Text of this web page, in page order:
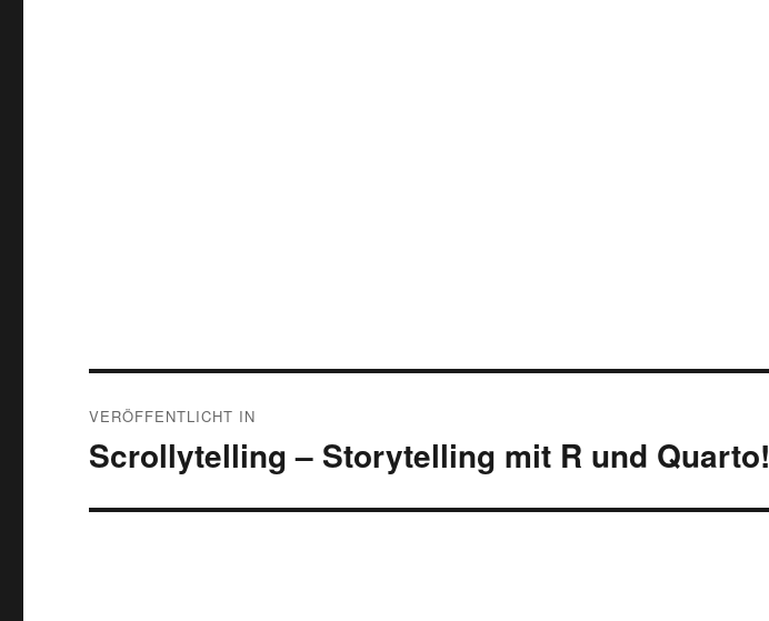
VERÖFFENTLICHT IN
Scrollytelling – Storytelling mit R und Quarto!